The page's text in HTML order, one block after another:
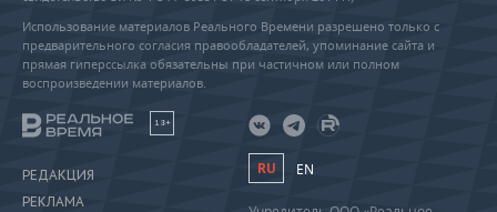
Использование материалов Реального Времени разрешено только с
предварительного согласия правообладателей, упоминание сайта и
прямая гиперссылка обязательны при частичном или полном
воспроизведении материалов.
18+
РЕДАКЦИЯ
РЕКЛАМА
RU EN